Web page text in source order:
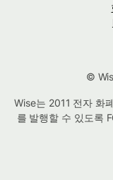
©
Wise는 2011 전자 화
를 발행할 수 있도록